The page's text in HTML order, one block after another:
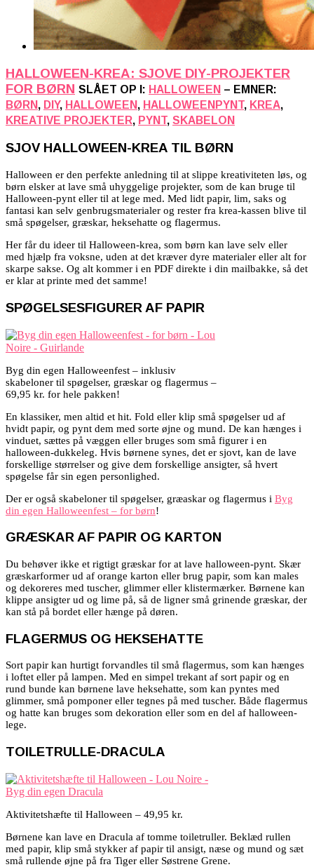
HALLOWEEN-KREA: SJOVE DIY-PROJEKTER
FOR BØRN SLÅET OP I: HALLOWEEN – EMNER:
BØRN , DIY, HALLOWEEN , HALLOWEENPYNT, KREA,
KREATIVE PROJEKTER, PYNT, SKABELON
SJOV HALLOWEEN-KREA TIL BØRN
Halloween er den perfekte anledning til at slippe kreativiteten løs, og
børn elsker at lave små uhyggelige projekter, som de kan bruge til
Halloween-pynt eller til at lege med. Med lidt papir, lim, saks og
fantasi kan selv genbrugsmaterialer og rester fra krea-kassen blive til
små spøgelser, græskar, heksehatte og flagermus.
Her får du ideer til Halloween-krea, som børn kan lave selv eller
med hjælp fra voksne, uden at det kræver dyre materialer eller alt for
skarpe sakse. Og alt kommer i en PDF direkte i din mailbakke, så det
er klar at printe med det samme!
SPØGELSESFIGURER AF PAPIR
Byg din egen Halloweenfest – inklusiv
skabeloner til spøgelser, græskar og flagermus –
69,95 kr. for hele pakken!
En klassiker, men altid et hit. Fold eller klip små spøgelser ud af
hvidt papir, og pynt dem med sorte øjne og mund. De kan hænges i
vinduet, sættes på væggen eller bruges som små figurer i en
halloween-dukkeleg. Hvis børnene synes, det er sjovt, kan de lave
forskellige størrelser og give dem forskellige ansigter, så hvert
spøgelse får sin egen personlighed.
Der er også skabeloner til spøgelser, græaskar og flagermus i Byg
din egen Halloweenfest – for børn!
GRÆSKAR AF PAPIR OG KARTON
Du behøver ikke et rigtigt græskar for at lave halloween-pynt. Skær
græskarformer ud af orange karton eller brug papir, som kan males
og dekoreres med tuscher, glimmer eller klistermærker. Børnene kan
klippe ansigter ud og lime på, så de ligner små grinende græskar, der
kan stå på bordet eller hænge på døren.
FLAGERMUS OG HEKSEHATTE
Sort papir kan hurtigt forvandles til små flagermus, som kan hænges
i loftet eller på lampen. Med en simpel trekant af sort papir og en
rund bunde kan børnene lave heksehatte, som kan pyntes med
glimmer, små pomponer eller tegnes på med tuscher. Både flagermus
og hatte kan bruges som dekoration eller som en del af halloween-
lege.
TOILETRULLE-DRACULA
Aktivitetshæfte til Halloween – 49,95 kr.
Børnene kan lave en Dracula af tomme toiletruller. Beklæd rullen
med papir, klip små stykker af papir til ansigt, næse og mund og sæt
små rullende øjne på fra Tiger eller Søstrene Grene.